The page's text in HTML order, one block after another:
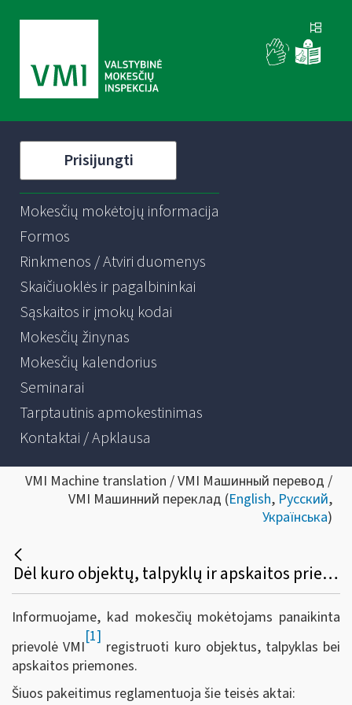
Prisijungti
Mokesčių mokėtojų informacija
Formos
Rinkmenos / Atviri duomenys
Skaičiuoklės ir pagalbininkai
Sąskaitos ir įmokų kodai
Mokesčių žinynas
Mokesčių kalendorius
Seminarai
Tarptautinis apmokestinimas
Kontaktai / Apklausa
VMI Machine translation / VMI Машинный перевод /
VMI Машинний переклад (English, Русский,
Українська)
Dėl kuro objektų, talpyklų ir apskaitos priemonių registravimo funkcijos panaikinimo
Informuojame, kad mokesčių mokėtojams panaikinta
prievolė VMI
[1]
registruoti kuro objektus, talpyklas bei
apskaitos priemones.
Šiuos pakeitimus reglamentuoja šie teisės aktai: